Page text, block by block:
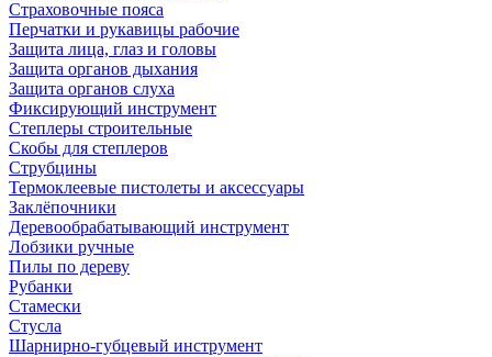
Страховочные пояса
Перчатки и рукавицы рабочие
Защита лица, глаз и головы
Защита органов дыхания
Защита органов слуха
Фиксирующий инструмент
Степлеры строительные
Скобы для степлеров
Струбцины
Термоклеевые пистолеты и аксессуары
Заклёпочники
Деревообрабатывающий инструмент
Лобзики ручные
Пилы по дереву
Рубанки
Стамески
Стусла
Шарнирно-губцевый инструмент